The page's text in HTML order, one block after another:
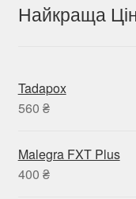
Найкраща
Tadapox
560 ₴
Malegra FXT Plus
400 ₴